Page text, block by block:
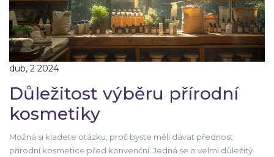
dub, 2 2024
Důležitost výběru přírodní
kosmetiky
Možná si kladete otázku, proč byste měli dávat přednost
přírodní kosmetice před konvenční. Jedná se o velmi důležitý